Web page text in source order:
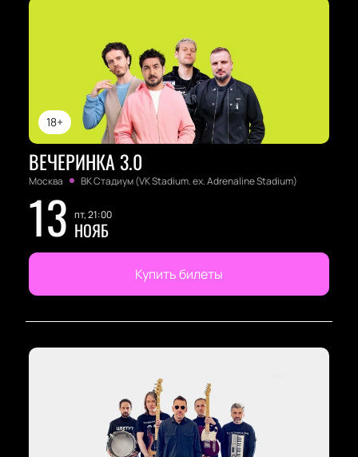
18+
ВЕЧЕРИНКА 3.0
Москва ВК Стадиум (VK Stadium. ex. Adrenaline Stadium)
13 пт, 21:00
НОЯБ
Купить билеты